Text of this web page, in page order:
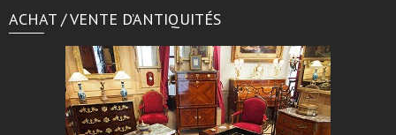
ACHAT / VENTE D’ANTIQUITÉS